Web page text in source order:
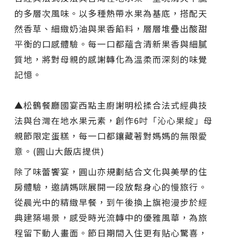
的多層次風味。以多種熱帶水果為基底，搭配天
然香草、細緻奶油與果香餡料，層層堆疊出酸甜
平衡的口感體驗。每一口都蘊含清新果香與細膩
質地，將對母親的感謝轉化為溫柔而深刻的味覺
記憶。
▲松鶴餐廳國宴西點主廚謝明松揉合法式經典技
法與台灣在地水果元素，創作6吋「沁心果綻」母
親節限定蛋糕，每一口都鑲藏著對媽媽的無限愛
意。(圓山大飯店提供)
除了味蕾饗宴，圓山亦規劃結合文化與美學的住
房體驗，邀請媽咪展開一段放鬆身心的慢旅行。
從晨光中的精緻早餐，到午後換上旗袍漫步於經
典建築場景，感受時光流轉中的優雅風華，為旅
程留下動人畫面。節日期間入住更有貼心驚喜，